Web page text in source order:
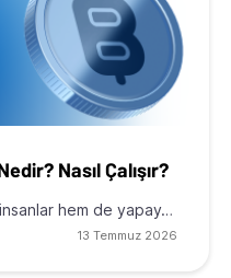
Nasıl Çalışır?
hem de yapay…
13 Temmuz 2026